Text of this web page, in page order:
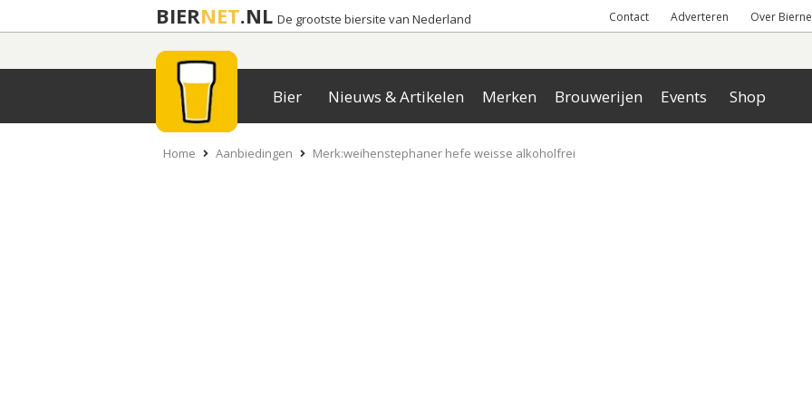
BIERNET.NL De grootste biersite van Nederland Contact Adverteren Over
Bier Nieuws & Artikelen Merken Brouwerijen Events Shop
Home Aanbiedingen Merk:weihenstephaner hefe weisse alkoholfrei